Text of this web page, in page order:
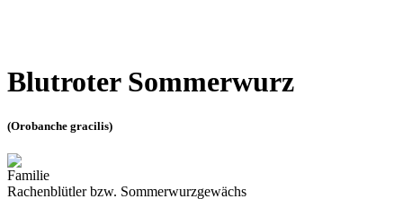
Blutroter Sommerwurz
(Orobanche gracilis)
Familie
Rachenblütler bzw. Sommerwurzgewächs